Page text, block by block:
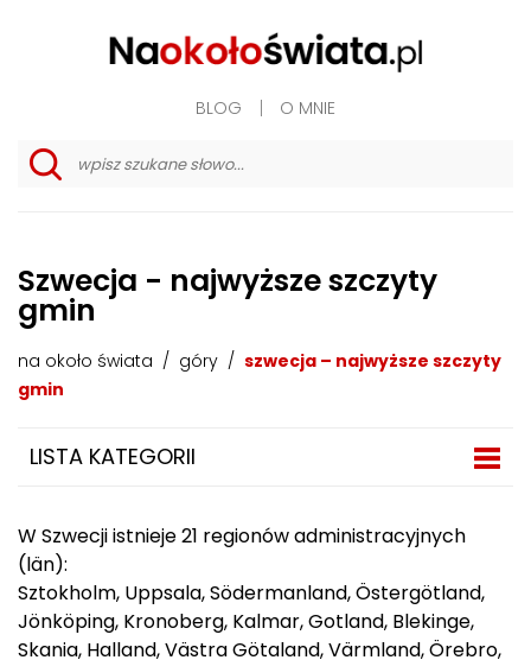
BLOG O MNIE
Szwecja - najwyższe szczyty
gmin
na około świata / góry / szwecja – najwyższe szczyty
gmin
LISTA KATEGORII
W Szwecji istnieje 21 regionów administracyjnych
(län):
Sztokholm, Uppsala, Södermanland, Östergötland,
Jönköping, Kronoberg, Kalmar, Gotland, Blekinge,
Skania, Halland, Västra Götaland, Värmland, Örebro,